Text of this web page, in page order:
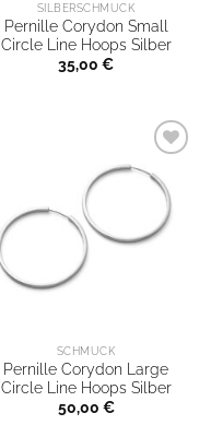
SILBERSCHMUCK
Pernille Corydon Small
Circle Line Hoops Silber
35,00 €
SCHMUCK
Pernille Corydon Large
Circle Line Hoops Silber
50,00 €